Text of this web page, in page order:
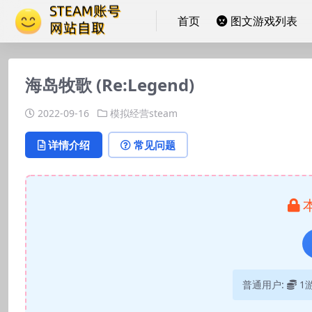
首页 图文游戏列表
海岛牧歌 (Re:Legend)
2022-09-16 模拟经营steam
详情介绍 常见问题
普通用户: 1